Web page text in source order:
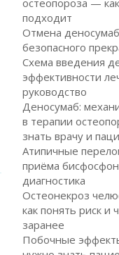
остеопороза —
подходит
Отмена
безопасного
Схема введения
эффективности
руководство
Деносумаб:
в терапии
знать врачу и
Атипичные
приёма
диагностика
Остеонекроз
как понять риск и
заранее
Побочные